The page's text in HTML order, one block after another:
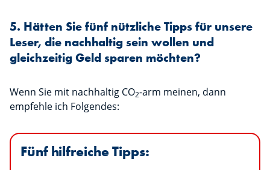
5. Hätten Sie fünf nützliche Tipps für unsere
Leser, die nachhaltig sein wollen und
gleichzeitig Geld sparen möchten?
Wenn Sie mit nachhaltig CO2-arm meinen, dann
empfehle ich Folgendes:
Fünf hilfreiche Tipps: